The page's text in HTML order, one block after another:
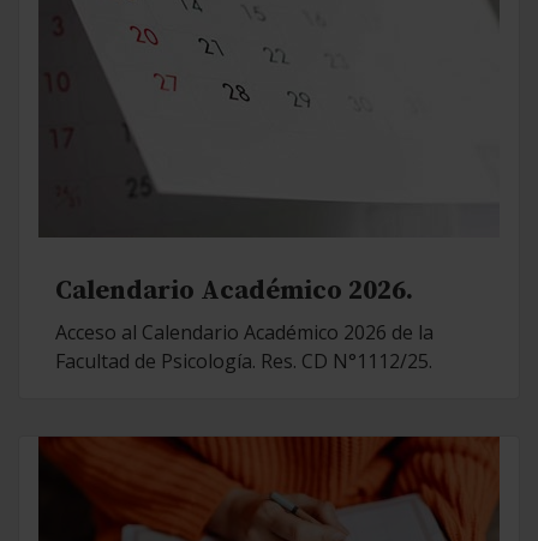
Calendario Académico 2026.
Acceso al Calendario Académico 2026 de la
Facultad de Psicología. Res. CD N°1112/25.